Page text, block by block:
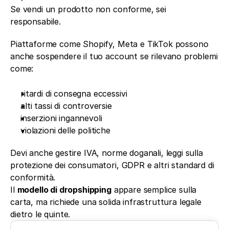
Se vendi un prodotto non conforme, sei
responsabile.
Piattaforme come Shopify, Meta e TikTok possono
anche sospendere il tuo account se rilevano problemi
come:
ritardi di consegna eccessivi
alti tassi di controversie
inserzioni ingannevoli
violazioni delle politiche
Devi anche gestire IVA, norme doganali, leggi sulla
protezione dei consumatori, GDPR e altri standard di
conformità.
Il modello di dropshipping appare semplice sulla
carta, ma richiede una solida infrastruttura legale
dietro le quinte.